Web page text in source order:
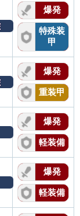
爆発
特殊装
甲
爆発
重装甲
爆発
軽装備
爆発
軽装備